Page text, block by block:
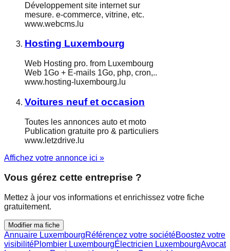
Développement site internet sur
mesure. e-commerce, vitrine, etc.
www.webcms.lu
Hosting Luxembourg
Web Hosting pro. from Luxembourg
Web 1Go + E-mails 1Go, php, cron,..
www.hosting-luxembourg.lu
Voitures neuf et occasion
Toutes les annonces auto et moto
Publication gratuite pro & particuliers
www.letzdrive.lu
Affichez votre annonce ici »
Vous gérez cette entreprise ?
Mettez à jour vos informations et enrichissez votre fiche
gratuitement.
Modifier ma fiche
Annuaire LuxembourgRéférencez votre sociétéBoostez votre
visibilitéPlombier LuxembourgÉlectricien LuxembourgAvocat